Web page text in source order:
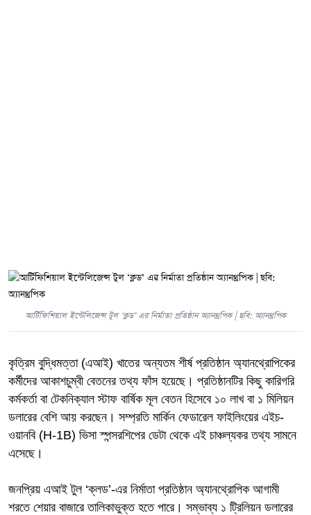
আর্টিফিশিয়াল ইন্টেলিজেন্স টুল ‘ক্লড’ এর নির্মাতা প্রতিষ্ঠান অ্যানথ্রপিক | ছবি: অ্যানথ্রপিক
কৃত্রিম বুদ্ধিমত্তা (এআই) খাতের অন্যতম শীর্ষ প্রতিষ্ঠান অ্যানথ্রোপিকের
কর্মীদের আকাশচুম্বী বেতনের তথ্য ফাঁস হয়েছে। প্রতিষ্ঠানটির কিছু কারিগরি
কর্মকর্তা বা টেকনিক্যাল স্টাফ বার্ষিক মূল বেতন হিসেবে ১০ লাখ বা ১ মিলিয়ন
ডলারের বেশি আয় করছেন। সম্প্রতি মার্কিন ফেডারেল ফাইলিংয়ের এইচ-
ওয়ানবি (H-1B) ভিসা স্পন্সরশিপের ডেটা থেকে এই চাঞ্চল্যকর তথ্য সামনে
এসেছে।
জনপ্রিয় এআই টুল ‘ক্লড’-এর নির্মাতা প্রতিষ্ঠান অ্যানথ্রোপিক আগামী
শরতে শেয়ার বাজারে তালিকাভুক্ত হতে পারে। সম্ভাব্য ১ ট্রিলিয়ন ডলারের